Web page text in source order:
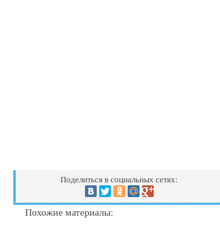
Поделиться в социальных сетях:
Похожие материалы: